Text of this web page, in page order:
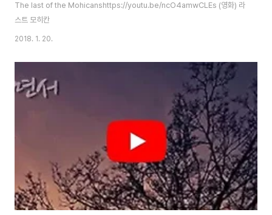
The last of the Mohicanshttps://youtu.be/ncO4amwCLEs (영화) 라
스트 모히칸
2018. 1. 20.